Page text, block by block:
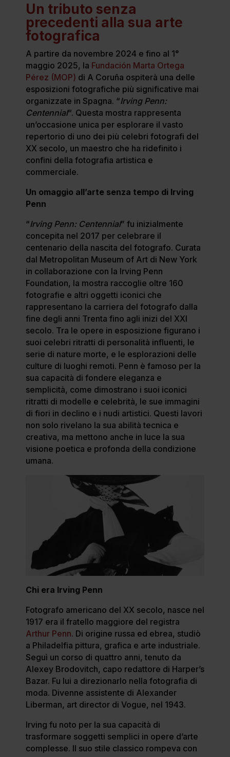
Un tributo senza
precedenti alla sua arte
fotografica
A partire da novembre 2024 e fino al 1°
maggio 2025, la Fundación Marta Ortega
Pérez (MOP) di A Coruña ospiterà una delle
esposizioni fotografiche più significative mai
organizzate in Spagna. “Irving Penn:
Centennial“. Questa mostra rappresenta
un’occasione unica per esplorare il vasto
repertorio di uno dei più celebri fotografi del
XX secolo, un maestro che ha ridefinito i
confini della fotografia artistica e
commerciale.
Un omaggio all’arte senza tempo di Irving
Penn
“Irving Penn: Centennial” fu inizialmente
concepita nel 2017 per celebrare il
centenario della nascita del fotografo. Curata
dal Metropolitan Museum of Art di New York
in collaborazione con la Irving Penn
Foundation, la mostra raccoglie oltre 160
fotografie e altri oggetti iconici che
rappresentano la carriera del fotografo dalla
fine degli anni Trenta fino agli inizi del XXI
secolo. Tra le opere in esposizione figurano i
suoi celebri ritratti di personalità influenti, le
serie di nature morte, e le esplorazioni delle
culture di luoghi remoti. Penn è famoso per la
sua capacità di fondere eleganza e
semplicità, come dimostrano i suoi iconici
ritratti di modelle e celebrità, le sue immagini
di fiori in declino e i nudi artistici. Questi lavori
non solo rivelano la sua abilità tecnica e
creativa, ma mettono anche in luce la sua
visione poetica e profonda della condizione
umana.
Chi era Irving Penn
Fotografo americano del XX secolo, nasce nel
1917 era il fratello maggiore del registra
Arthur Penn. Di origine russa ed ebrea, studiò
a Philadelfia pittura, grafica e arte industriale.
Seguì un corso di quattro anni, tenuto da
Alexey Brodovitch, capo redattore di Harper’s
Bazar. Fu lui a direzionarlo nella fotografia di
moda. Divenne assistente di Alexander
Liberman, art director di Vogue, nel 1943.
Irving fu noto per la sua capacità di
trasformare soggetti semplici in opere d’arte
complesse. Il suo stile classico rompeva con